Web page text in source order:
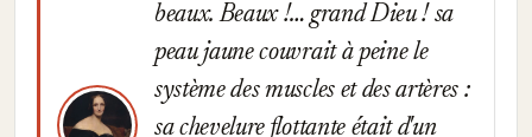
beaux. Beaux !… grand Dieu ! sa
peau jaune couvrait à peine le
système des muscles et des artères :
sa chevelure flottante était d'un